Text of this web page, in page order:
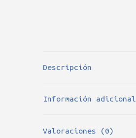
Descripción
Información adicional
Valoraciones (0)